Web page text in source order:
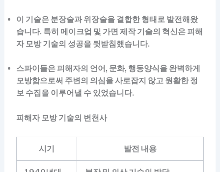
이 기술은 분장술과 위장술을 결합한 형태로 발전해왔
습니다. 특히 메이크업 및 가면 제작 기술의 혁신은 피해
자 모방 기술의 성공을 뒷받침했습니다.
스파이들은 피해자의 언어, 문화, 행동양식을 완벽하게
모방함으로써 주변의 의심을 사로잡지 않고 원활한 정
보 수집을 이루어낼 수 있었습니다.
피해자 모방 기술의 변천사
시기 발전 내용